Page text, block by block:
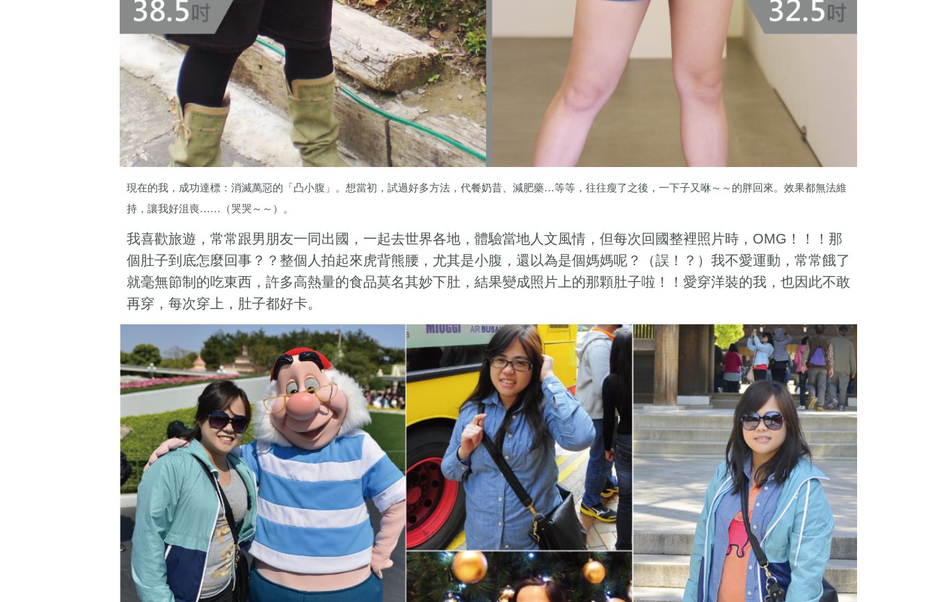
現在的我，成功達標：消滅萬惡的「凸小腹」。想當初，試過好多方法，代餐奶昔、減肥藥…等等，往往瘦了之後，一下子又咻～～的胖回來。效果都無法維
持，讓我好沮喪……（哭哭～～）。
我喜歡旅遊，常常跟男朋友一同出國，一起去世界各地，體驗當地人文風情，但每次回國整裡照片時， OMG ！！！那
個肚子到底怎麼回事？？整個人拍起來虎背熊腰，尤其是小腹，還以為是個媽媽呢？（誤！？）我不愛運動，常常餓了
就毫無節制的吃東西，許多高熱量的食品莫名其妙下肚，結果變成照片上的那顆肚子啦！！愛穿洋裝的我，也因此不敢
再穿，每次穿上，肚子都好卡。